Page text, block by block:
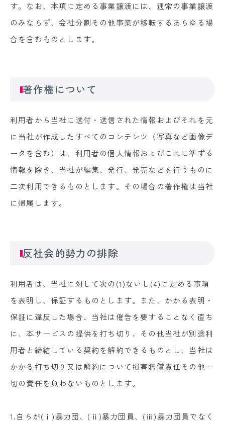
す。なお、本項に定める事業譲渡には、通常の事業譲渡
のみならず、会社分割その他事業が移転するあらゆる場
合を含むものとします。
著作権について
利用者から当社に送付・送信された情報およびそれを元
に当社が作成したすべてのコンテンツ（写真など画像デ
ータを含む）は、利用者の個人情報およびこれに準ずる
情報を除き、当社が編集、発行、発売などを行うものに
二次利用できるものとします。その場合の著作権は当社
に帰属します。
反社会的勢力の排除
利用者は、当社に対して次の(1)ないし(4)に定める事項
を表明し、保証するものとします。また、かかる表明・
保証に違反した場合、当社は催告を要することなく直ち
に、本サービスの提供を打ち切り、その他当社が別途利
用者と締結している契約を解約できるものとし、当社は
かかる打ち切り又は解約について損害賠償責任その他一
切の責任を負わないものとします。
1.自らが(ⅰ)暴力団、(ⅱ)暴力団員、(ⅲ)暴力団員でなく